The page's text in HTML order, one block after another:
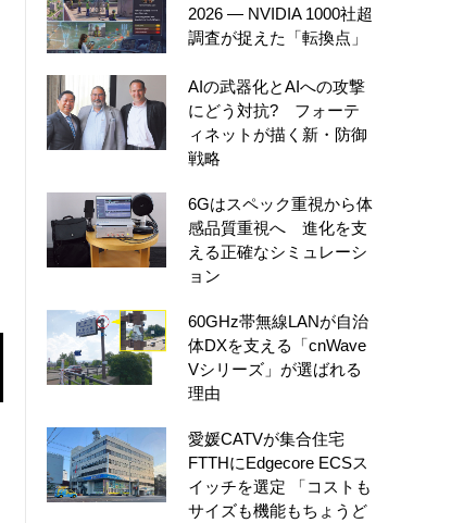
2026 ― NVIDIA 1000社超
調査が捉えた「転換点」
AIの武器化とAIへの攻撃
にどう対抗? フォーテ
ィネットが描く新・防御
戦略
6Gはスペック重視から体
感品質重視へ 進化を支
える正確なシミュレーシ
ョン
60GHz帯無線LANが自治
体DXを支える「cnWave
Vシリーズ」が選ばれる
理由
愛媛CATVが集合住宅
FTTHにEdgecore ECSス
イッチを選定 「コストも
サイズも機能もちょうど